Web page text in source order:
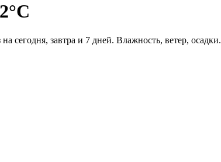
сегодня, завтра и 7 дней. Влажность, ветер, осадки.